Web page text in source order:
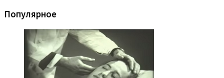
Популярное